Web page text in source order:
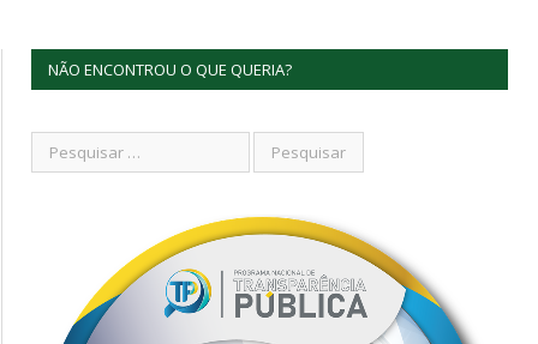
NÃO ENCONTROU O QUE QUERIA?